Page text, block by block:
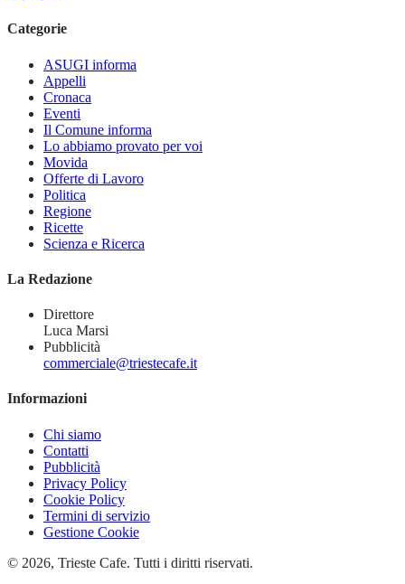
Categorie
ASUGI informa
Appelli
Cronaca
Eventi
Il Comune informa
Lo abbiamo provato per voi
Movida
Offerte di Lavoro
Politica
Regione
Ricette
Scienza e Ricerca
La Redazione
Direttore
Luca Marsi
Pubblicità
commerciale@triestecafe.it
Informazioni
Chi siamo
Contatti
Pubblicità
Privacy Policy
Cookie Policy
Termini di servizio
Gestione Cookie
© 2026, Trieste Cafe. Tutti i diritti riservati.